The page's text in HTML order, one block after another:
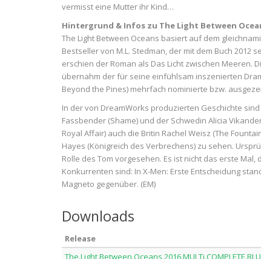
vermisst eine Mutter ihr Kind…
Hintergrund & Infos zu The Light Between
The Light Between Oceans basiert auf dem
Bestseller von M.L. Stedman, der mit dem Buch 2012
erschien der Roman als Das Licht zwischen Meeren.
übernahm der für seine einfühlsam inszenierten
Beyond the Pines) mehrfach nominierte bzw.
In der von DreamWorks produzierten Geschichte
Fassbender (Shame) und der Schwedin Alicia
Royal Affair) auch die Britin Rachel Weisz (The
Hayes (Königreich des Verbrechens) zu sehen.
Rolle des Tom vorgesehen. Es ist nicht das erste Mal,
Konkurrenten sind: In X-Men: Erste Entscheidung
Magneto gegenüber. (EM)
Downloads
Release